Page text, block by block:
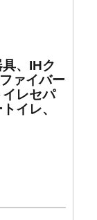
、IHク
ァイバー
レセパ
イレ、